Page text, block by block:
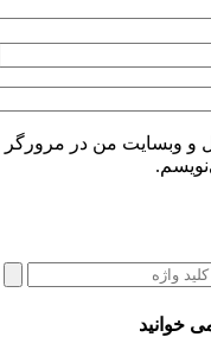
و وبسایت من در مرورگر
خوانید